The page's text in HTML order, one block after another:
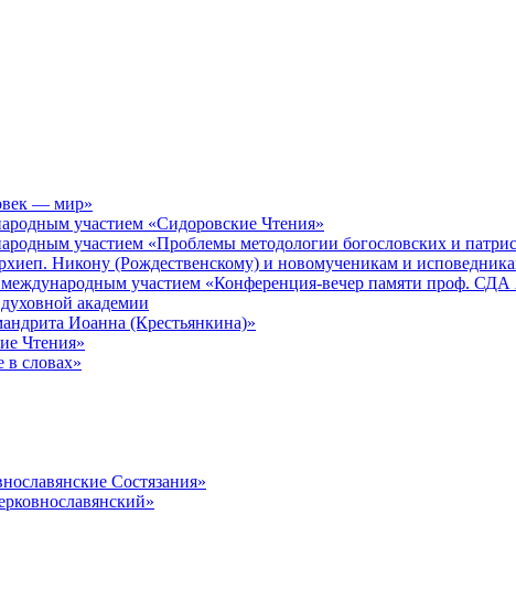
— мир»
участием «Сидоровские Чтения»
участием «Проблемы методологии богословских и
Никону (Рождественскому) и новомученикам и
международным участием «Конференция-вечер памяти проф.
академии
Иоанна (Крестьянкина)»
Чтения»
в словах»
Состязания»